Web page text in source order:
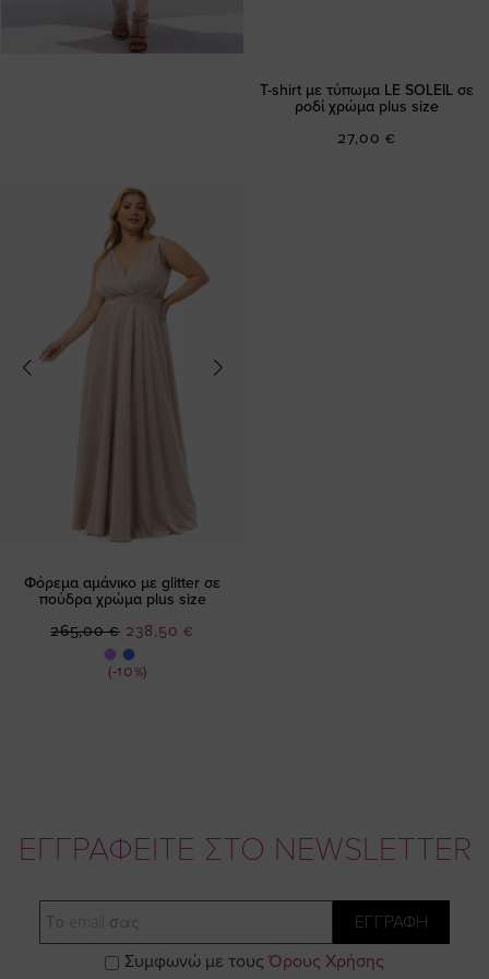
T-shirt με τύπωμα LE SOLEIL σε
ροδί χρώμα plus size
27,00 €
Φόρεμα αμάνικο με glitter σε
πούδρα χρώμα plus size
(-10%)
Ειδική
Τιμή
238,50 €
265,00 €
ΕΓΓΡΑΦΕΙΤΕ ΣΤΟ NEWSLETTER
Email
ΕΓΓΡΑΦΗ
Συμφωνώ με τους Όρους Χρήσης